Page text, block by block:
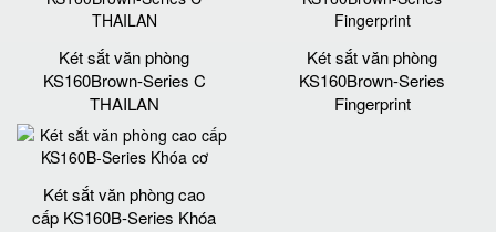
Két sắt văn phòng
KS160Brown-Series C
THAILAN
Két sắt văn phòng
KS160Brown-Series
Fingerprint
Két sắt văn phòng cao
cấp KS160B-Series Khóa